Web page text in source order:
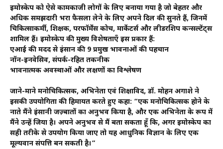
इमोस्केप को ऐसे कामकाजी लोगों के लिए बनाया गया है जो बेहतर और
अधिक समझदारी भरा फैसला लेने के लिए अपने दिल की सुनते हैं, जिनमें
चिकित्साकर्मी, शिक्षक, परफॉर्मेंस कोच, मार्केटर्स और लीडरशिप कन्सल्टेंट्स
शामिल हैं। इमोस्केप की मुख्य विशेषताएँ इस प्रकार हैं:
एआई की मदद से इंसान की 9 प्रमुख भावनाओं की पहचान
नॉन-इनवेसिव, संपर्क-रहित तकनीक
भावनात्मक अवस्थाओं और लक्षणों का विश्लेषण
जाने-माने मनोचिकित्सक, अभिनेता एवं शिक्षाविद, डॉ. मोहन अगाशे ने
इसकी उपयोगिता की हिमायत करते हुए कहा: “एक मनोचिकित्सक होने के
नाते मैंने इंसानी जज़्बातों का अनुभव किया है, और एक अभिनेता के रूप में
मैंने उन्हें जिया है। अपने अनुभव से मैं बता सकता हूँ कि, अगर इमोस्केप का
सही तरीके से उपयोग किया जाए तो यह आधुनिक विज्ञान के लिए एक
मूल्यवान संपत्ति बन सकती है।”